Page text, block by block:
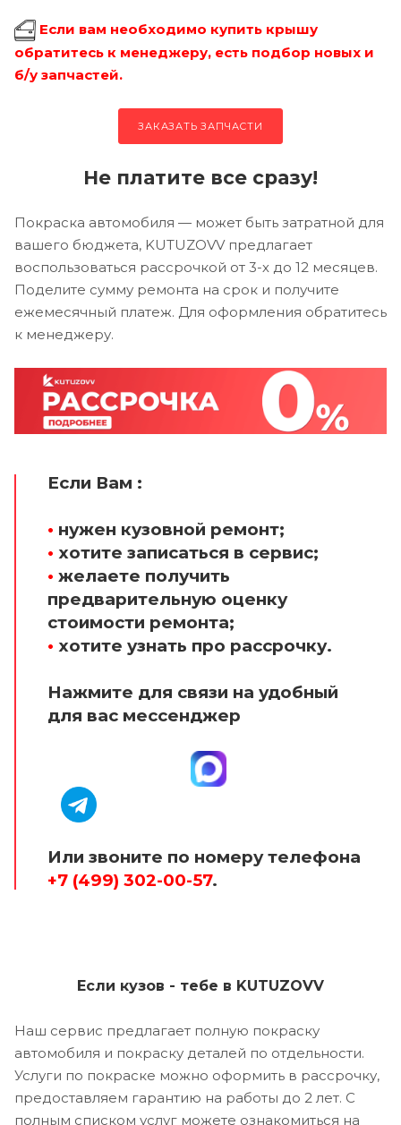
Если вам необходимо купить крышу
обратитесь к менеджеру, есть подбор новых и
б/у запчастей.
ЗАКАЗАТЬ ЗАПЧАСТИ
Не платите все сразу!
Покраска автомобиля — может быть затратной для
вашего бюджета, KUTUZOVV предлагает
воспользоваться рассрочкой от 3-х до 12 месяцев.
Поделите сумму ремонта на срок и получите
ежемесячный платеж. Для оформления обратитесь
к менеджеру.
Если Вам :
• нужен кузовной ремонт;
• хотите записаться в сервис;
• желаете получить
предварительную оценку
стоимости ремонта;
• хотите узнать про рассрочку.
Нажмите для связи на удобный
для вас мессенджер
Или звоните по номеру телефона
+7 (499) 302-00-57.
Если кузов - тебе в KUTUZOVV
Наш сервис предлагает полную покраску
автомобиля и покраску деталей по отдельности.
Услуги по покраске можно оформить в рассрочку,
предоставляем гарантию на работы до 2 лет. С
полным списком услуг можете ознакомиться на